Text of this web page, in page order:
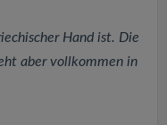
Hand ist. Die
aber vollkommen in